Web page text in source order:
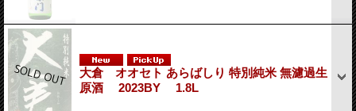
大倉 オオセト あらばしり 特別純米 無濾過生
原酒 2023BY 1.8L